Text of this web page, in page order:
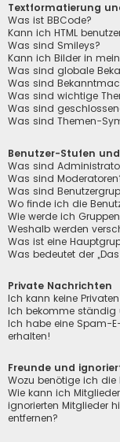
Textformatierung
Was ist BBCode?
Kann ich HTML
Was sind Smileys?
Kann ich Bilder in
Was sind globale
Was sind
Was sind wichtige
Was sind
Was sind Themen-
Benutzer-Stufen
Was sind
Was sind
Was sind
Wo finde ich die
Wie werde ich
Weshalb werden
Was ist eine
Was bedeutet der
Private Nachrichten
Ich kann keine
Ich bekomme ständig
Ich habe eine Spam-
erhalten!
Freunde und
Wozu benötige ich die
Wie kann ich
ignorierten Mitglieder
entfernen?